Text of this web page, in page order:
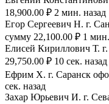
18,900.00 ₽ 2 мин. назад
Егор Сергеевич Н. г.
сумму 22,100.00 ₽ 1
Елисей Кириллович Т.
29,750.00 ₽ 10 сек. назад
Ефрим Х. г. Саранск
сек. назад
Захар Юрьевич И. г.